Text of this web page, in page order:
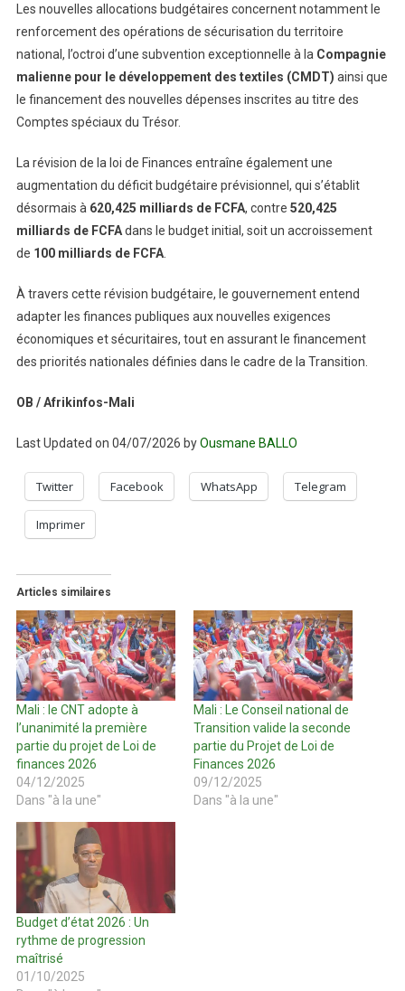
Les nouvelles allocations budgétaires concernent notamment le
renforcement des opérations de sécurisation du territoire
national, l’octroi d’une subvention exceptionnelle à la Compagnie
malienne pour le développement des textiles (CMDT) ainsi que
le financement des nouvelles dépenses inscrites au titre des
Comptes spéciaux du Trésor.
La révision de la loi de Finances entraîne également une
augmentation du déficit budgétaire prévisionnel, qui s’établit
désormais à 620,425 milliards de FCFA, contre 520,425
milliards de FCFAdans le budget initial, soit un accroissement
de 100 milliards de FCFA.
À travers cette révision budgétaire, le gouvernement entend
adapter les finances publiques aux nouvelles exigences
économiques et sécuritaires, tout en assurant le financement
des priorités nationales définies dans le cadre de la Transition.
OB / Afrikinfos-Mali
Last Updated on 04/07/2026 byOusmane BALLO
Twitter Facebook WhatsApp Telegram
Imprimer
Articles similaires
Mali : le CNT adopte à
l’unanimité la première
partie du projet de Loi de
finances 2026
04/12/2025
Dans "à la une"
Mali : Le Conseil national de
Transition valide la seconde
partie du Projet de Loi de
Finances 2026
09/12/2025
Dans "à la une"
Budget d’état 2026 : Un
rythme de progression
maîtrisé
01/10/2025